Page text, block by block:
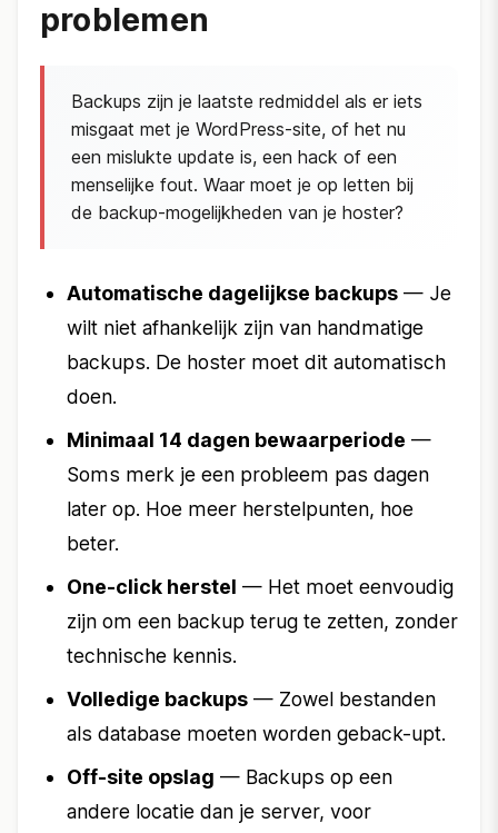
problemen
Backups zijn je laatste redmiddel als er iets
misgaat met je WordPress-site, of het nu
een mislukte update is, een hack of een
menselijke fout. Waar moet je op letten bij
de backup-mogelijkheden van je hoster?
Automatische dagelijkse backups — Je
wilt niet afhankelijk zijn van handmatige
backups. De hoster moet dit automatisch
doen.
Minimaal 14 dagen bewaarperiode —
Soms merk je een probleem pas dagen
later op. Hoe meer herstelpunten, hoe
beter.
One-click herstel — Het moet eenvoudig
zijn om een backup terug te zetten, zonder
technische kennis.
Volledige backups — Zowel bestanden
als database moeten worden geback-upt.
Off-site opslag — Backups op een
andere locatie dan je server, voor